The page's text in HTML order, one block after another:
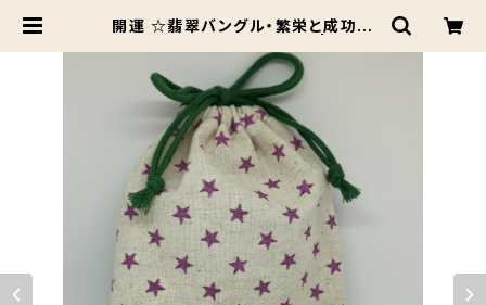
開運 ☆翡翠バングル・繁栄と成功の
ッズ専門shop